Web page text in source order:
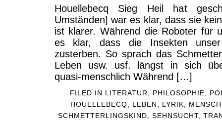
Houellebecq Sieg Heil hat
Umständen] war es klar, dass sie
ist klarer. Während die Roboter für
es klar, dass die Insekten
zusterben. So sprach das
Leben usw. usf. längst in sich
quasi-menschlich Während […]
FILED IN LITERATUR PHILOSOPHIE
HOUELLEBECQ
LEBEN LYRIK
SCHMETTERLINGSKIND
SEHNSUCHT,